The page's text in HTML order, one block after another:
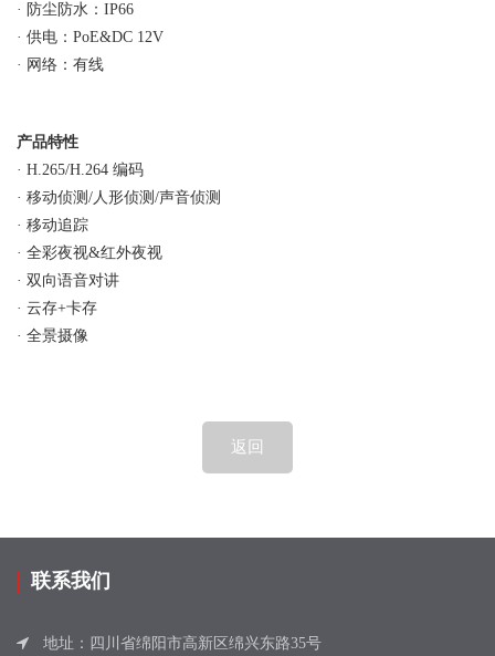
· 防尘防水：IP66
· 供电：PoE&DC 12V
· 网络：有线
产品特性
· H.265/H.264 编码
· 移动侦测/人形侦测/声音侦测
· 移动追踪
· 全彩夜视&红外夜视
· 双向语音对讲
· 云存+卡存
· 全景摄像
返回
联系我们
地址：四川省绵阳市高新区绵兴东路35号